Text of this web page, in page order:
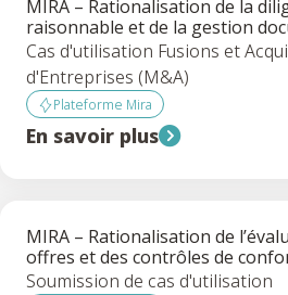
MIRA – Rationalisation de la
raisonnable et de la gestion
Cas d'utilisation Fusions et
d'Entreprises (M&A)
Plateforme Mira
En savoir plus
MIRA – Rationalisation de
offres et des contrôles de
Soumission de cas d'utilisation